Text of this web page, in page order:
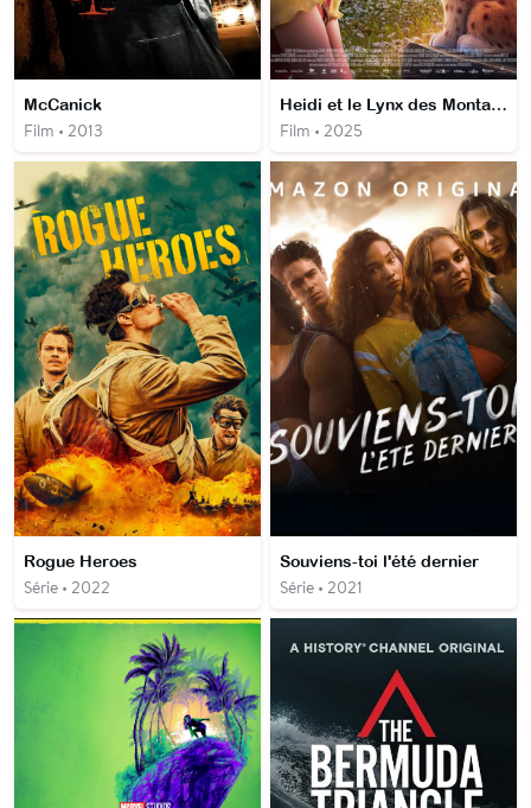
McCanick
Film • 2013
Heidi et le Lynx des Montagnes
Film • 2025
Rogue Heroes
Série • 2022
Souviens-toi l'été dernier
Série • 2021